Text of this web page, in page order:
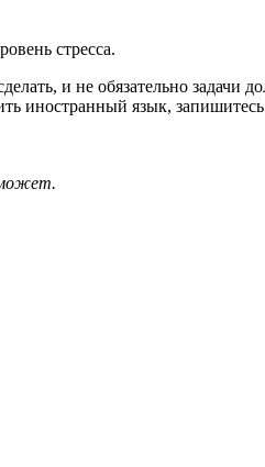
стресса.
и не обязательно
иностранный язык,